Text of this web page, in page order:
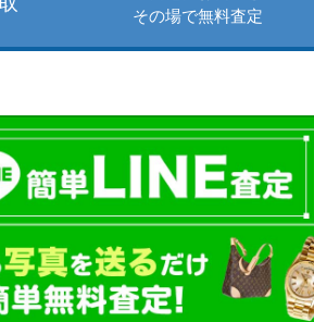
お客様のご都合に合わせて
売りたい時に、お客様の都合に
買取方法をお選びいただけます